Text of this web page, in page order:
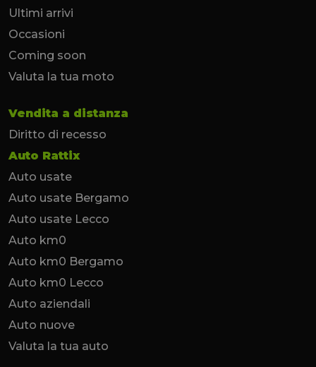
Ultimi arrivi
Occasioni
Coming soon
Valuta la tua moto
Vendita a distanza
Diritto di recesso
Auto Rattix
Auto usate
Auto usate Bergamo
Auto usate Lecco
Auto km0
Auto km0 Bergamo
Auto km0 Lecco
Auto aziendali
Auto nuove
Valuta la tua auto